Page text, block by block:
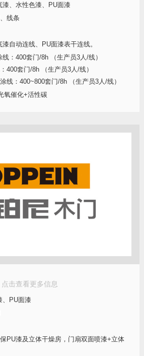
漆、水性色漆、PU面漆
线条
自动连线、PU面漆表干连线。
线：400套门/8h （生产员3人/线）
400套门/8h （生产员3人/线）
线：400~800套门/8h （生产员3人/线）
氧催化+活性碳
点击查看更多信息
、PU面漆
PU漆及立体干燥房，门扇双面喷漆+立体